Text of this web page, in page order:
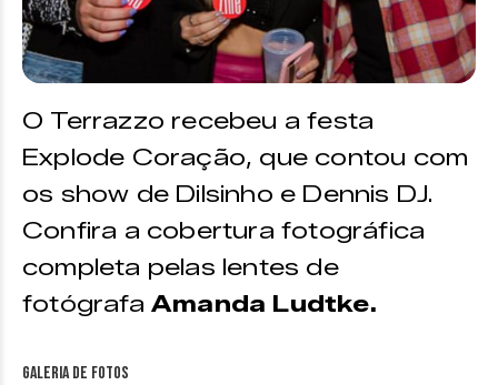
O Terrazzo recebeu a festa
Explode Coração, que contou com
os show de Dilsinho e Dennis DJ.
Confira a cobertura fotográfica
completa pelas lentes de
fotógrafa Amanda Ludtke.
Galeria de fotos